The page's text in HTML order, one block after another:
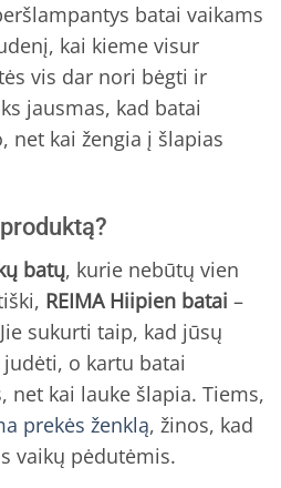
batai vaikams
kai kieme visur
vis dar nori bėgti ir
jausmas, kad batai
net kai žengia į šlapias
batų, kurie nebūtų vien
REIMA Hiipien batai –
sukurti taip, kad jūsų
o kartu batai
net kai lauke šlapia. Tiems,
prekės ženklą, žinos, kad
vaikų pėdutėmis.